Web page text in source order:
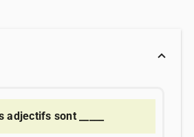
sont _____